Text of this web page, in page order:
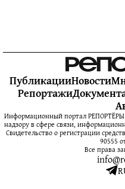
ПубликацииНовости
Репортажи
Информационный портал РЕПОРТЁРЫ
надзору в сфере связи,
Свидетельство о регистрации
90555
Все права